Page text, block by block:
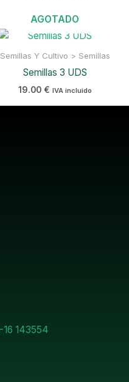
AGOTADO
Semillas Y Cultivo > Semillas
Semillas 3 UDS
19.00 € IVA incluido